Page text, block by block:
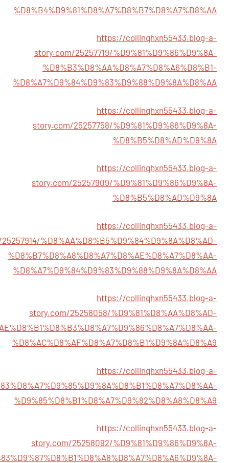
%D8%B4%D9%81%D8%A7%D8%B7%D8%A7%D8%AA
https://collinqhxn55433.blog-a-
story.com/25257719/%D9%81%D9%86%D9%8A-
%D8%B3%D8%AA%D8%A7%D8%A6%D8%B1-
%D8%A7%D9%84%D9%83%D9%88%D9%8A%D8%AA
https://collinqhxn55433.blog-a-
story.com/25257758/%D9%81%D9%86%D9%8A-
%D8%B5%D8%AD%D9%8A
https://collinqhxn55433.blog-a-
story.com/25257909/%D9%81%D9%86%D9%8A-
%D8%B5%D8%AD%D9%8A
https://collinqhxn55433.blog-a-
%D8%AA%D8%B5%D9%84%D9%8A%D8%AD-
%D8%B7%D8%A8%D8%A7%D8%AE%D8%A7%D8%AA-
%D8%A7%D9%84%D9%83%D9%88%D9%8A%D8%AA
https://collinqhxn55433.blog-a-
story.com/25258058/%D9%81%D8%AA%D8%AD-
%D8%AC%D8%AF%D8%A7%D8%B1%D9%8A%D8%A9
https://collinqhxn55433.blog-a-
%D9%85%D8%B1%D8%A7%D9%82%D8%A8%D8%A9
https://collinqhxn55433.blog-a-
story.com/25258092/%D9%81%D9%86%D9%8A-